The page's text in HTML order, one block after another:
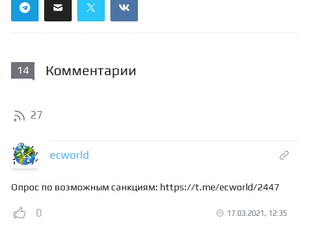
14 Комментарии
27
ecworld
Опрос по возможным санкциям: https://t.me/ecworld/2447
0 17.03.2021, 12:35